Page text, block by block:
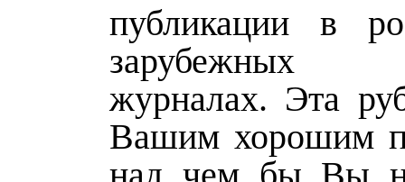
публикации в
зарубежных
журналах. Эта
Вашим хорошим